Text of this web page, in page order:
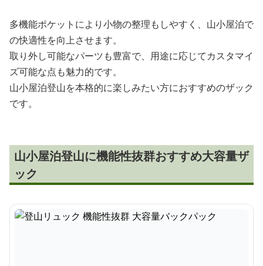
多機能ポケットにより小物の整理もしやすく、山小屋泊で
の快適性を向上させます。
取り外し可能なパーツも豊富で、用途に応じてカスタマイ
ズ可能な点も魅力的です。
山小屋泊登山を本格的に楽しみたい方におすすめのザック
です。
山小屋泊登山に機能性抜群おすすめ大容量ザ
ック